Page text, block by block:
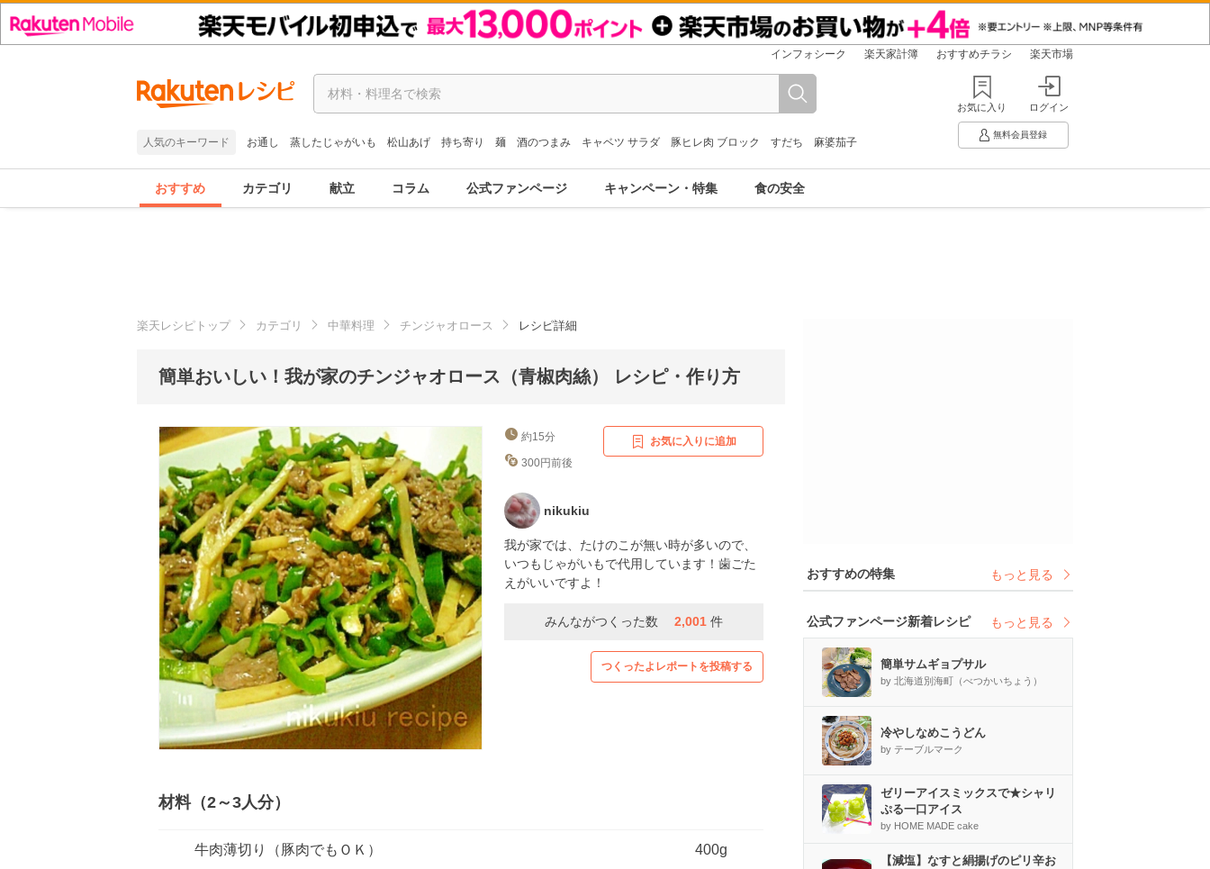
インフォシーク 楽天家計簿 おすすめチラシ 楽天市場
人気のキーワード お通し 蒸したじゃがいも 松山あげ 持ち寄り 麺 酒のつまみ キャベツ サラダ 豚ヒレ肉 ブロック すだち 麻婆茄子
お気に入り ログイン
無料会員登録
おすすめ カテゴリ 献立 コラム 公式ファンページ キャンペーン・特集 食の安全
楽天レシピトップ カテゴリ 中華料理 チンジャオロース レシピ詳細
簡単おいしい！我が家のチンジャオロース（青椒肉絲） レシピ・作り方
約15分
300円前後
お気に入りに追加
nikukiu
我が家では、たけのこが無い時が多いので、
いつもじゃがいもで代用しています！歯ごた
えがいいですよ！
みんながつくった数 2,001 件
つくったよレポートを投稿する
材料（2～3人分）
牛肉薄切り（豚肉でもＯＫ） 400g
おすすめの特集 もっと見る
公式ファンページ新着レシピ もっと見る
簡単サムギョプサル
by 北海道別海町（べつかいちょう）
冷やしなめこうどん
by テーブルマーク
ゼリーアイスミックスで★シャリ
ぷる一口アイス
by HOME MADE cake
【減塩】なすと絹揚げのピリ辛お